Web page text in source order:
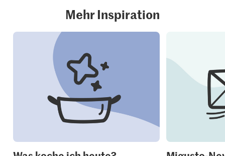
Mehr Inspiration